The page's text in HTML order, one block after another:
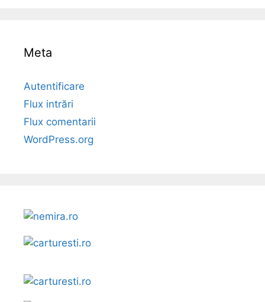
Meta
Autentificare
Flux intrări
Flux comentarii
WordPress.org